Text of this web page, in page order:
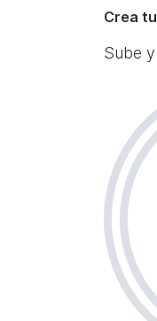
Crea
Sube